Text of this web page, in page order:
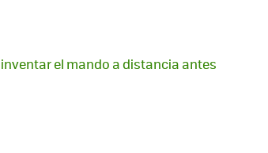
inventar el mando a distancia antes